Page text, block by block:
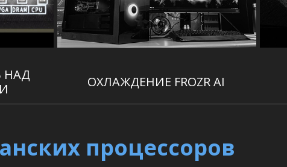
НАД
ОХЛАЖДЕНИЕ FROZR AI
процессоров